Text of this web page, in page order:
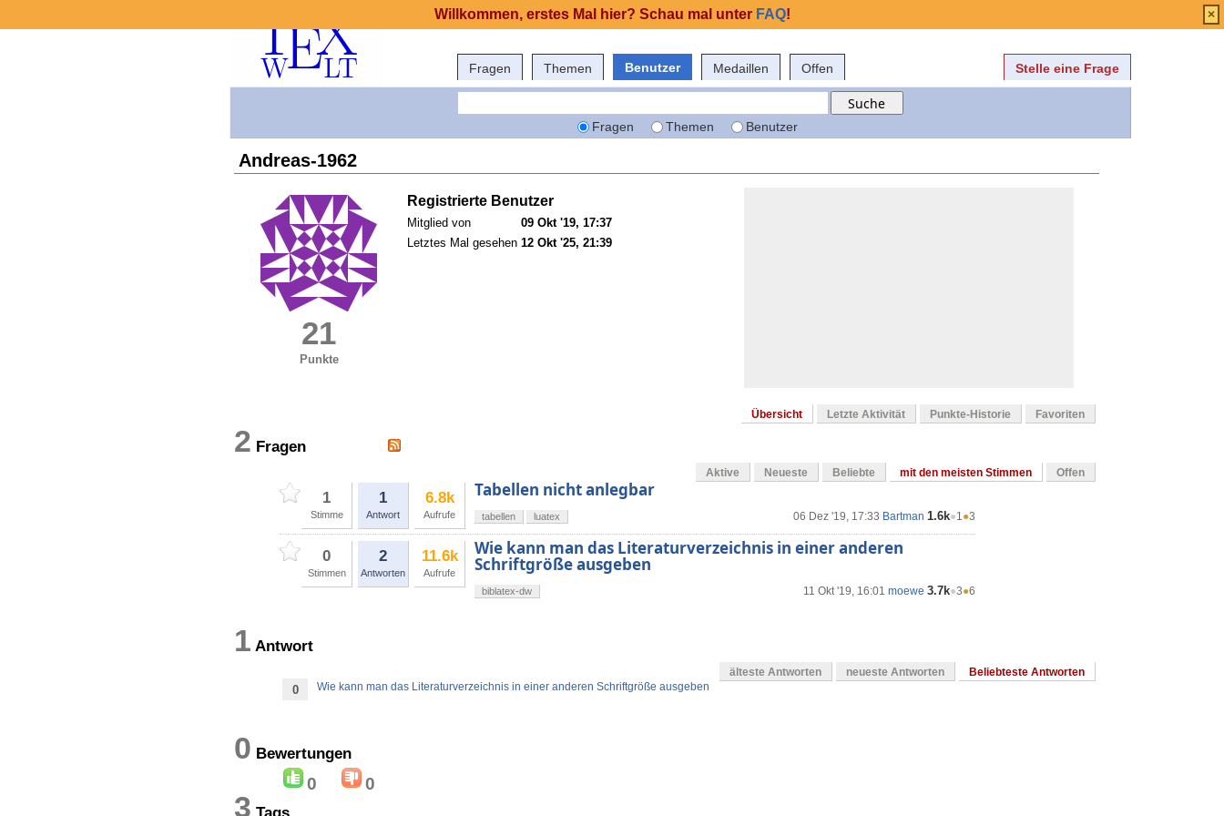
Fragen Themen Benutzer Medaillen Offen Stelle eine Frage
Fragen Themen Benutzer
Andreas-1962
21
Punkte
Registrierte Benutzer
Mitglied von
09 Okt '19, 17:37
Letztes Mal gesehen 12 Okt '25, 21:39
Übersicht Letzte Aktivität Punkte-Historie Favoriten
2 Fragen
Aktive Neueste Beliebte mit den meisten Stimmen Offen
1
Stimme
1
Antwort
6.8k
Aufrufe
Tabellen nicht anlegbar
06 Dez '19, 17:33 Bartman 1.6k●1●3
tabellen luatex
0
Stimmen
2
Antworten
11.6k
Aufrufe
Wie kann man das Literaturverzeichnis in einer anderen
Schriftgröße ausgeben
11 Okt '19, 16:01 moewe 3.7k●3●6
biblatex-dw
1 Antwort
älteste Antworten neueste Antworten Beliebteste Antworten
0 Wie kann man das Literaturverzeichnis in einer anderen Schriftgröße ausgeben
0 Bewertungen
0 0
3
Willkommen, erstes Mal hier? Schau mal unter FAQ! ×